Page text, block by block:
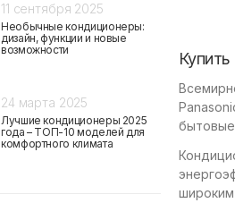
11 сентября 2025
Необычные кондиционеры:
дизайн, функции и новые
возможности
24 марта 2025
Лучшие кондиционеры 2025
года – ТОП-10 моделей для
комфортного климата
широким